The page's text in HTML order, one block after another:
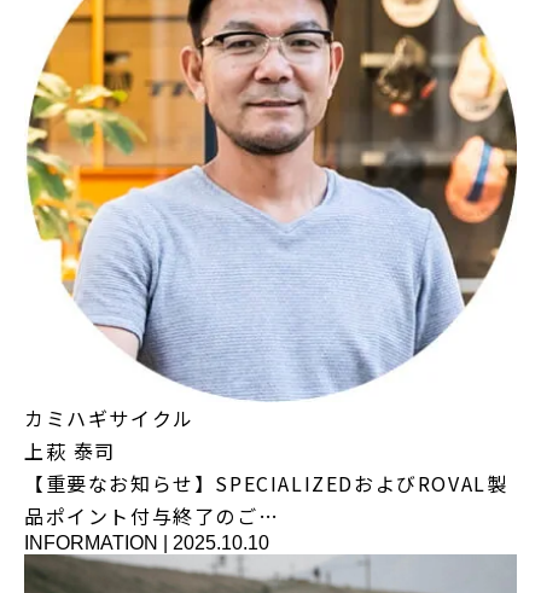
カミハギサイクル
上萩 泰司
【重要なお知らせ】SPECIALIZEDおよびROVAL製
品ポイント付与終了のご…
INFORMATION 2025.10.10